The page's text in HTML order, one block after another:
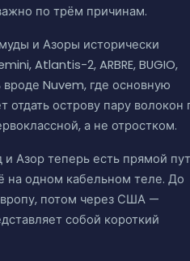
по трём причинам.
и Азоры исторически
Atlantis-2, ARBRE, BUGIO,
Nuvem, где основную
острову пару волокон
а не отростком.
Азор теперь есть прямой
на одном кабельном теле. До
потом через США —
собой короткий